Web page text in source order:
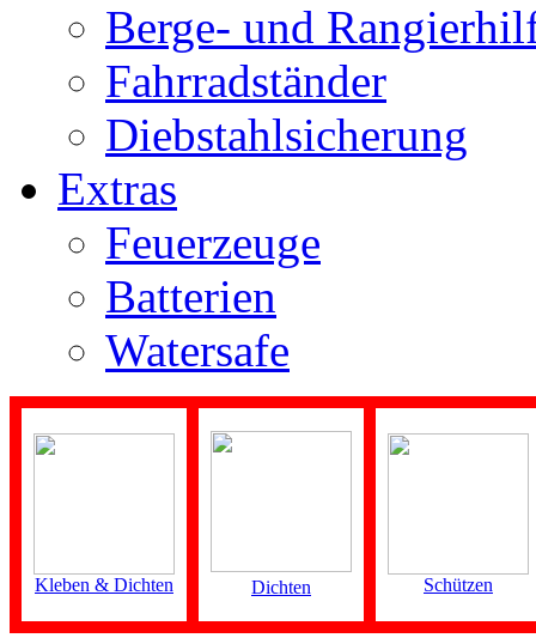
Berge- und
Fahrradständer
Diebstahlsicherung
Extras
Feuerzeuge
Batterien
Watersafe
Kleben & Dichten Dichten Schützen